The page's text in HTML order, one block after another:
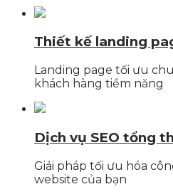
Thiết kế landing
Landing page tối ưu
khách hàng tiềm năng
Dịch vụ SEO tổng
Giải pháp tối ưu hóa
website của bạn